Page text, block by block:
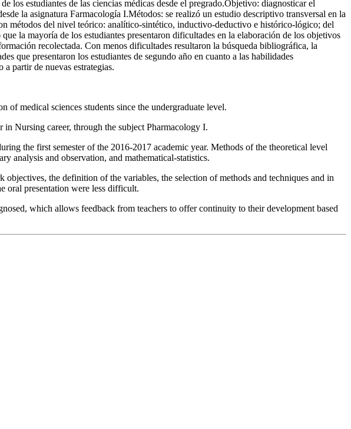
los estudiantes de las ciencias médicas desde el pregrado.Objetivo: diagnosticar el
la asignatura Farmacología I.Métodos: se realizó un estudio descriptivo transversal en la
métodos del nivel teórico: analítico-sintético, inductivo-deductivo e histórico-lógico; del
la mayoría de los estudiantes presentaron dificultades en la elaboración de los objetivos
recolectada. Con menos dificultades resultaron la búsqueda bibliográfica, la
que presentaron los estudiantes de segundo año en cuanto a las habilidades
partir de nuevas estrategias.
of medical sciences students since the undergraduate level.
Nursing career, through the subject Pharmacology I.
the first semester of the 2016-2017 academic year. Methods of the theoretical level
analysis and observation, and mathematical-statistics.
the definition of the variables, the selection of methods and techniques and in
oral presentation were less difficult.
which allows feedback from teachers to offer continuity to their development based